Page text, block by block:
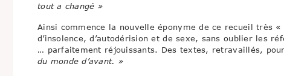
tout a changé »
Ainsi commence la nouvelle éponyme de ce recueil très
d’insolence, d’autodérision et de sexe, sans oublier les
… parfaitement réjouissants. Des textes, retravaillés,
du monde d’avant. »